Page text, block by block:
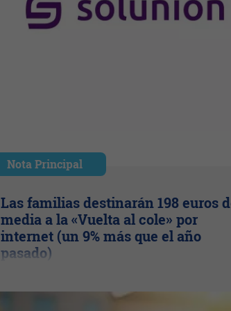
Nota Principal
Las familias destinarán 198 euros
media a la «Vuelta al cole» por
internet (un 9% más que el año
pasado)